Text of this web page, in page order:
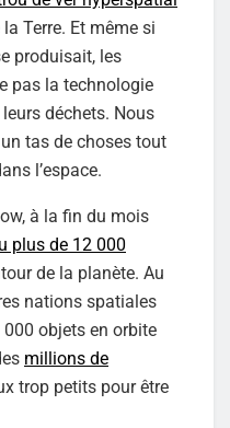
Terre. Et même si
produisait, les
pas la technologie
déchets. Nous
tas de choses tout
l’espace.
à la fin du mois
plus de 12 000
de la planète. Au
nations spatiales
objets en orbite
millions de
trop petits pour être